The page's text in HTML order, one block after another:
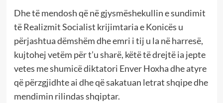
Dhe të mendosh që në gjysmëshekullin e sundimit
të Realizmit Socialist krijimtaria e Konicës u
përjashtua dëmshëm dhe emri i tij u la në harresë,
kujtohej vetëm për t’u sharë, këtë të drejtë ia jepte
vetes me shumicë diktatori Enver Hoxha dhe atyre
që përzgjidhte ai dhe që sakatuan letrat shqipe dhe
mendimin rilindas shqiptar.